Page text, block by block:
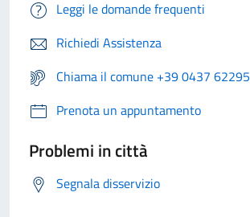
Leggi le domande frequenti
Richiedi Assistenza
Chiama il comune +39 0437 62295
Prenota un appuntamento
Problemi in città
Segnala disservizio